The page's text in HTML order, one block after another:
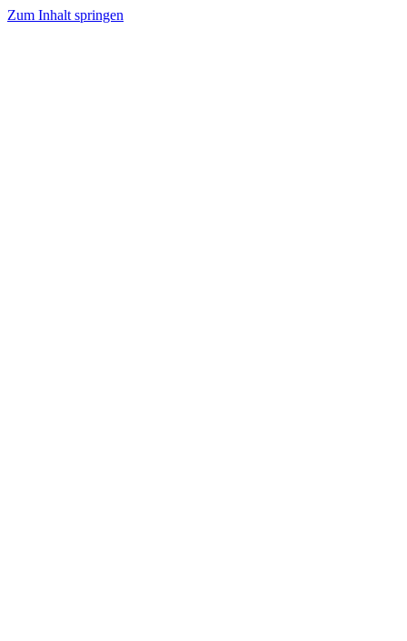
Zum Inhalt springen